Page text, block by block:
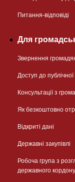
Питання-відповіді
Для
Звернення
Доступ до
Консультації з
Як безкоштовно
Відкриті дані
Державні закупівлі
Робоча група з
державного кордону